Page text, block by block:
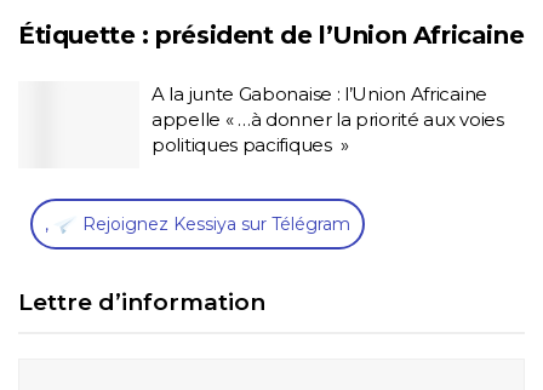
Étiquette : président de l’Union Africaine
A la junte Gabonaise : l’Union Africaine
appelle « …à donner la priorité aux voies
politiques pacifiques »
, Rejoignez Kessiya sur Télégram
Lettre d’information